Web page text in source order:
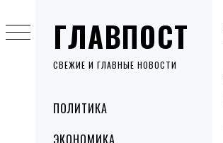
ГЛАВПОСТ
СВЕЖИЕ И ГЛАВНЫЕ НОВОСТИ
MenuПОЛИТИКА
ЭКОНОМИКА
to
content